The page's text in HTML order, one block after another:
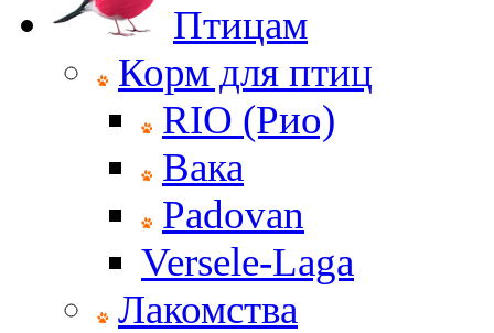
Птицам
Корм для птиц
RIO (Рио)
Вака
Padovan
Versele-Laga
Лакомства